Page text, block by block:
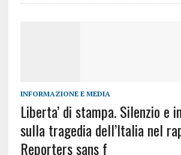
INFORMAZIONE E MEDIA
Liberta’ di stampa. Silenzio e
sulla tragedia dell’Italia nel
Reporters sans f